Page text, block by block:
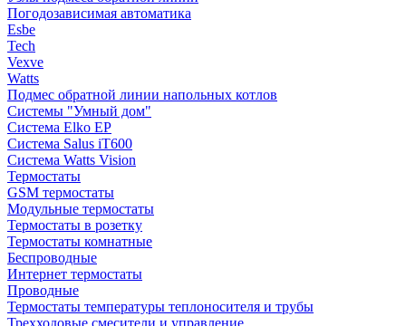
Погодозависимая автоматика
Esbe
Tech
Vexve
Watts
Подмес обратной линии напольных котлов
Системы "Умный дом"
Система Elko EP
Система Salus iT600
Система Watts Vision
Термостаты
GSM термостаты
Модульные термостаты
Термостаты в розетку
Термостаты комнатные
Беспроводные
Интернет термостаты
Проводные
Термостаты температуры теплоносителя и трубы
Трехходовые смесители и управление